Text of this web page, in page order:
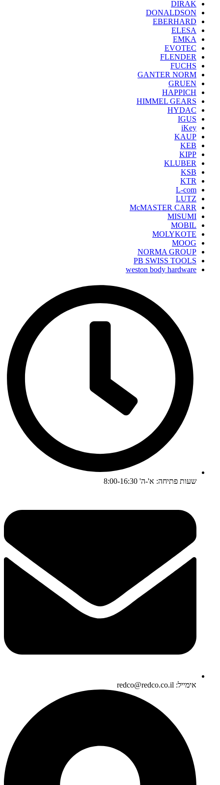
DIRAK
DONALDSON
EBERHARD
ELESA
EMKA
EVOTEC
FLENDER
FUCHS
GANTER NORM
GRUEN
HAPPICH
HIMMEL GEARS
HYDAC
IGUS
iKey
KAUP
KEB
KIPP
KLUBER
KSB
KTR
L-com
LUTZ
McMASTER CARR
MISUMI
MOBIL
MOLYKOTE
MOOG
NORMA GROUP
PB SWISS TOOLS
weston body hardware
שעות פתיחה: א'-ה' 8:00-16:30
אימייל: redco@redco.co.il